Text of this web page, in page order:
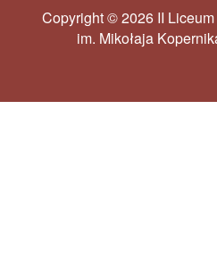
Copyright © 2026 II
im. Mikołaja